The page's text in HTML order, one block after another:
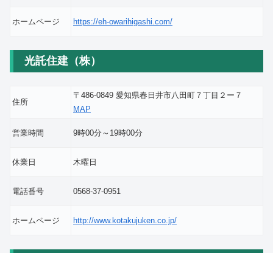
ホームページ https://eh-owarihigashi.com/
光託住建（株）
住所
〒486-0849 愛知県春日井市八田町７丁目２ー７
MAP
営業時間 9時00分～19時00分
休業日 木曜日
電話番号 0568-37-0951
ホームページ http://www.kotakujuken.co.jp/